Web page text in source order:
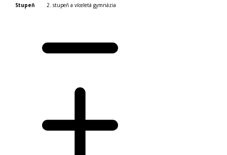
Stupeň
2. stupeň a víceletá gymnázia